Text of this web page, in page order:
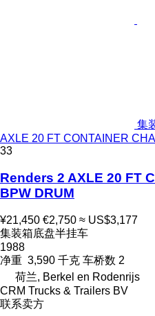
集
AXLE 20 FT CONTAINER
33
Renders 2 AXLE 20 FT
BPW DRUM
¥21,450 €2,750 ≈ US$3,177
集装箱底盘半挂车
1988
净重 3,590 千克 车桥数 2
荷兰, Berkel en Rodenrijs
CRM Trucks & Trailers BV
联系卖方